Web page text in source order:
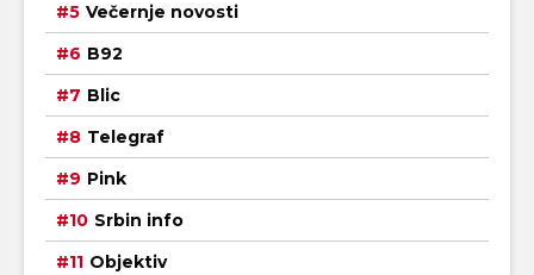
Večernje novosti
B92
Blic
Telegraf
Pink
Srbin info
Objektiv